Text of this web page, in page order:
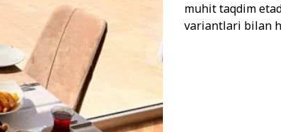
muhit taqdim
variantlari bilan